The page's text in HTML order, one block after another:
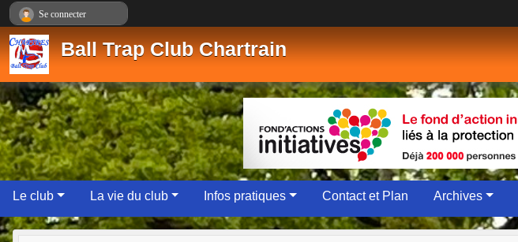
Ball Trap Club Chartrain
Le club La vie du club Infos pratiques Contact et Plan Archives
Se connecter
Panneau de gestion des cookies